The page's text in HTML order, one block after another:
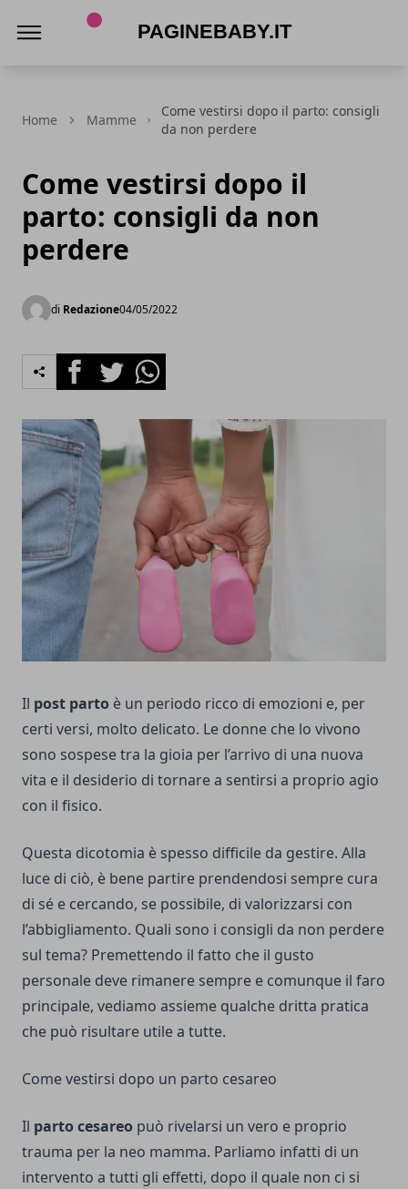
Home Mamme
Come vestirsi dopo il parto: consigli
da non perdere
Come vestirsi dopo il
parto: consigli da non
perdere
di Redazione04/05/2022
FacebookTwitterWhatsapp
Il post parto è un periodo ricco di emozioni e, per
certi versi, molto delicato. Le donne che lo vivono
sono sospese tra la gioia per l’arrivo di una nuova
vita e il desiderio di tornare a sentirsi a proprio agio
con il fisico.
Questa dicotomia è spesso difficile da gestire. Alla
luce di ciò, è bene partire prendendosi sempre cura
di sé e cercando, se possibile, di valorizzarsi con
l’abbigliamento. Quali sono i consigli da non perdere
sul tema? Premettendo il fatto che il gusto
personale deve rimanere sempre e comunque il faro
principale, vediamo assieme qualche dritta pratica
che può risultare utile a tutte.
Come vestirsi dopo un parto cesareo
Il parto cesareo può rivelarsi un vero e proprio
trauma per la neo mamma. Parliamo infatti di un
intervento a tutti gli effetti, dopo il quale non ci si